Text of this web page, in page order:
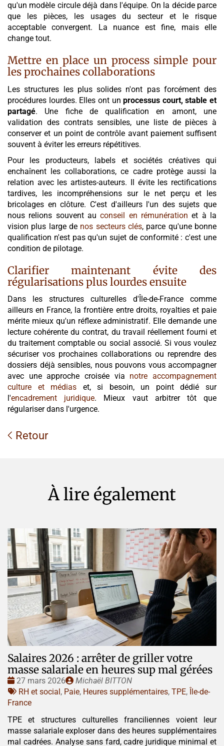
qu'un modèle circule déjà dans l'équipe. On la décide parce
que les pièces, les usages du secteur et le risque
acceptable convergent. La nuance est fine, mais elle
change tout.
Mettre en place un process simple pour
les prochaines collaborations
Les structures les plus solides n'ont pas forcément des
procédures lourdes. Elles ont unprocessus court, stable et
partagé. Une fiche de qualification en amont, une
validation des contrats sensibles, une liste de pièces à
conserver et un point de contrôle avant paiement suffisent
souvent à éviter les erreurs répétitives.
Pour les producteurs, labels et sociétés créatives qui
enchaînent les collaborations, ce cadre protège aussi la
relation avec les artistes-auteurs. Il évite les rectifications
tardives, les incompréhensions sur le net perçu et les
bricolages en clôture. C'est d'ailleurs l'un des sujets que
nous relions souvent auconseil en rémunération et à la
vision plus large de nos secteurs clés, parce qu'une bonne
qualification n'est pas qu'un sujet de conformité : c'est une
condition de pilotage.
Clarifier maintenant évite des
régularisations plus lourdes ensuite
Dans les structures culturelles d'Île-de-France comme
ailleurs en France, la frontière entre droits, royalties et paie
mérite mieux qu'un réflexe administratif. Elle demande une
lecture cohérente du contrat, du travail réellement fourni et
du traitement comptable ou social associé. Si vous voulez
sécuriser vos prochaines collaborations ou reprendre des
dossiers déjà sensibles, nous pouvons vous accompagner
avec une approche croisée via notre accompagnement
culture et médias et, si besoin, un point dédié sur
l'encadrement juridique. Mieux vaut arbitrer tôt que
régulariser dans l'urgence.
Retour
À lire également
Salaires 2026 : arrêter de griller votre
masse salariale en heures sup mal gérées
Date
:
27 mars 2026
Publié
par
Michaël BITTON
Tags
:
RH et social, Paie, Heures supplémentaires, TPE, Île-de-
France
TPE et structures culturelles franciliennes voient leur
masse salariale exploser dans des heures supplémentaires
mal cadrées. Analyse sans fard, cadre juridique minimal et